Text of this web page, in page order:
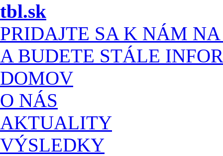
tbl.sk
PRIDAJTE SA K NÁM
A BUDETE STÁLE
DOMOV
O NÁS
AKTUALITY
VÝSLEDKY